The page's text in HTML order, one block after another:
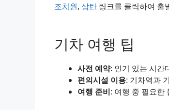
조치원, 삼탄 링크를 클릭하여 출
기차 여행 팁
사전 예약: 인기 있는 시간
편의시설 이용: 기차역과
여행 준비: 여행 중 필요한